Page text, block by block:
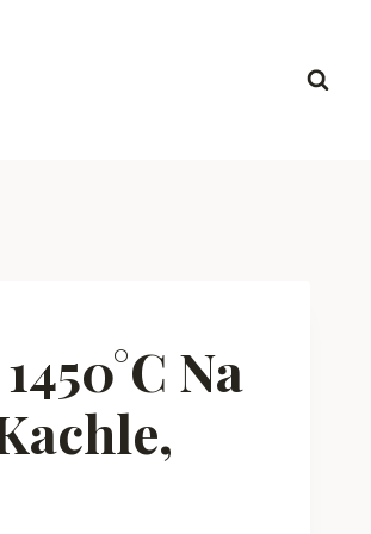
Na